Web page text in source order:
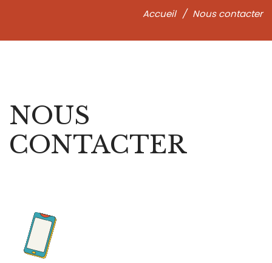
Accueil / Nous contacter
NOUS
CONTACTER